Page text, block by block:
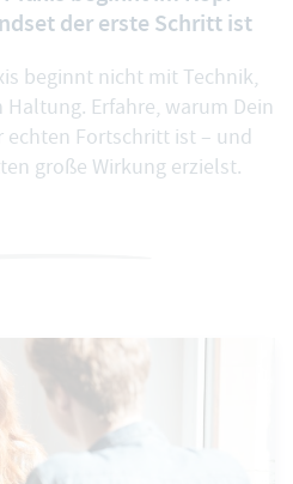
der erste Schritt ist
beginnt nicht mit Technik,
Erfahre, warum Dein
echten Fortschritt ist – und
große Wirkung erzielst.